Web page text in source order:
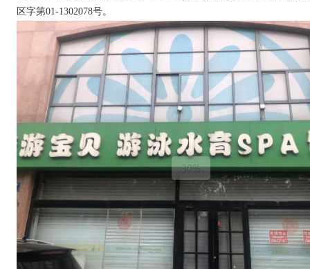
区字第01-1302078号。